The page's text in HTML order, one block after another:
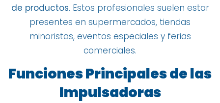
de productos. Estos profesionales suelen estar
presentes en supermercados, tiendas
minoristas, eventos especiales y ferias
comerciales.
Funciones Principales de las
Impulsadoras